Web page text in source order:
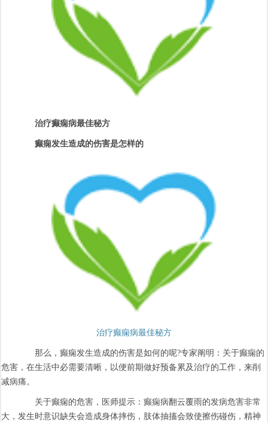
治疗癫痫病最佳秘方
癫痫发生造成的伤害是怎样的
治疗癫痫病最佳秘方
那么，癫痫发生造成的伤害是如何的呢?专家阐明：关于癫痫的
危害，在生活中必需要清晰，以便前期做好预备累及治疗的工作，来削
减病痛。
关于癫痫的危害，医师提示：癫痫病翻云覆雨的发病危害非常
大，发生时意识缺失会造成身体摔伤，肢体抽搐会致使擦伤碰伤，精神